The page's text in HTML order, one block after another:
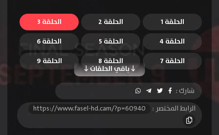
الحلقة 1 الحلقة 2
الحلقة 3
الحلقة 4
الحلقة 5 الحلقة 6
باقي الحلقات
الحلقة 7 الحلقة 8
الحلقة 9
الحلقة 10
شارك :
الرابط المختصر :
https://www.fasel-hd.cam/?p=60940